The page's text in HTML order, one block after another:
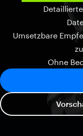
Umsetzbare
Ohne